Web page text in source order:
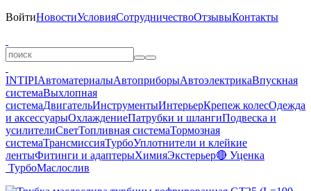
ВойтиНовостиУсловияСотрудничествоОтзывыКонтакты
INTIPIАвтоматериалыАвтоприборыАвтоэлектрикаВпускная
системаВыхлопная
системаДвигательИнструментыИнтерьерКрепеж колесОдежда
и аксессуарыОхлаждениеПатрубки и шлангиПодвеска и
усилителиСветТопливная системаТормозная
системаТрансмиссияТурбоУплотнители и клейкие
лентыФитинги и адаптерыХимияЭкстерьер🔴 Уценка
ТурбоМаслослив